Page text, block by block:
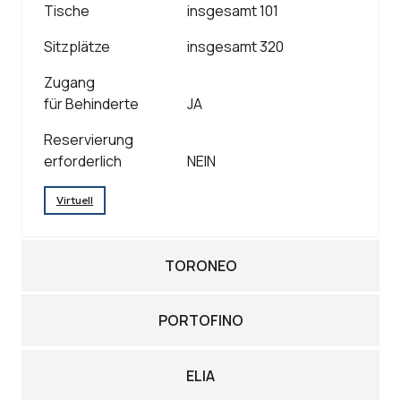
Tische
insgesamt 101
Sitzplätze
insgesamt 320
Zugang
für Behinderte
JA
Reservierung
erforderlich
NEIN
Virtuell
TORONEO
PORTOFINO
ELIA